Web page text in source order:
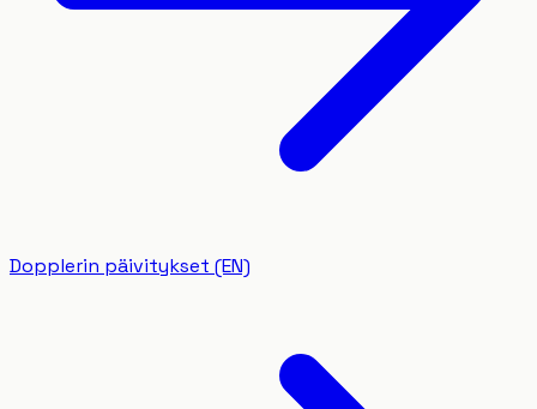
Dopplerin päivitykset (EN)